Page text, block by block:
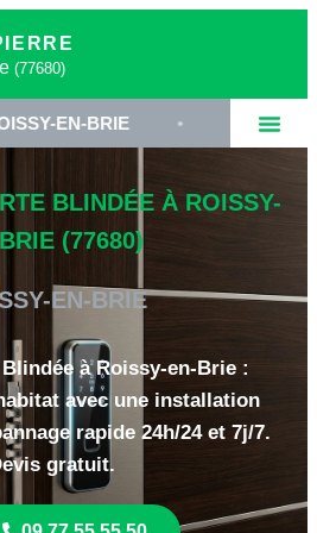
(77680)
• SERRURERIE HAUTE
BLINDÉE À ROISSY-
(77680)
EN-BRIE
à Roissy-en-Brie :
avec une installation
rapide 24h/24 et 7j/7.
gratuit.